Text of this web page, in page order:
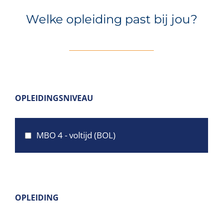
Welke opleiding past bij jou?
OPLEIDINGSNIVEAU
MBO 4 - voltijd (BOL)
OPLEIDING